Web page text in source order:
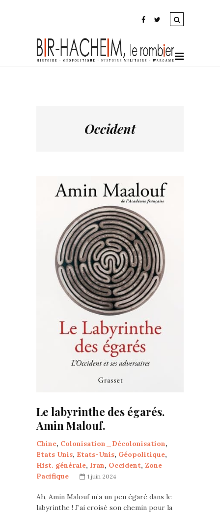
Occident
Le labyrinthe des égarés.
Amin Malouf.
Chine, Colonisation_Décolonisation,
Etats Unis, Etats-Unis, Géopolitique,
Hist. générale, Iran, Occident, Zone
Pacifique
1 juin 2024
Ah, Amin Malouf m’a un peu égaré dans le
labyrinthe ! J’ai croisé son chemin pour la